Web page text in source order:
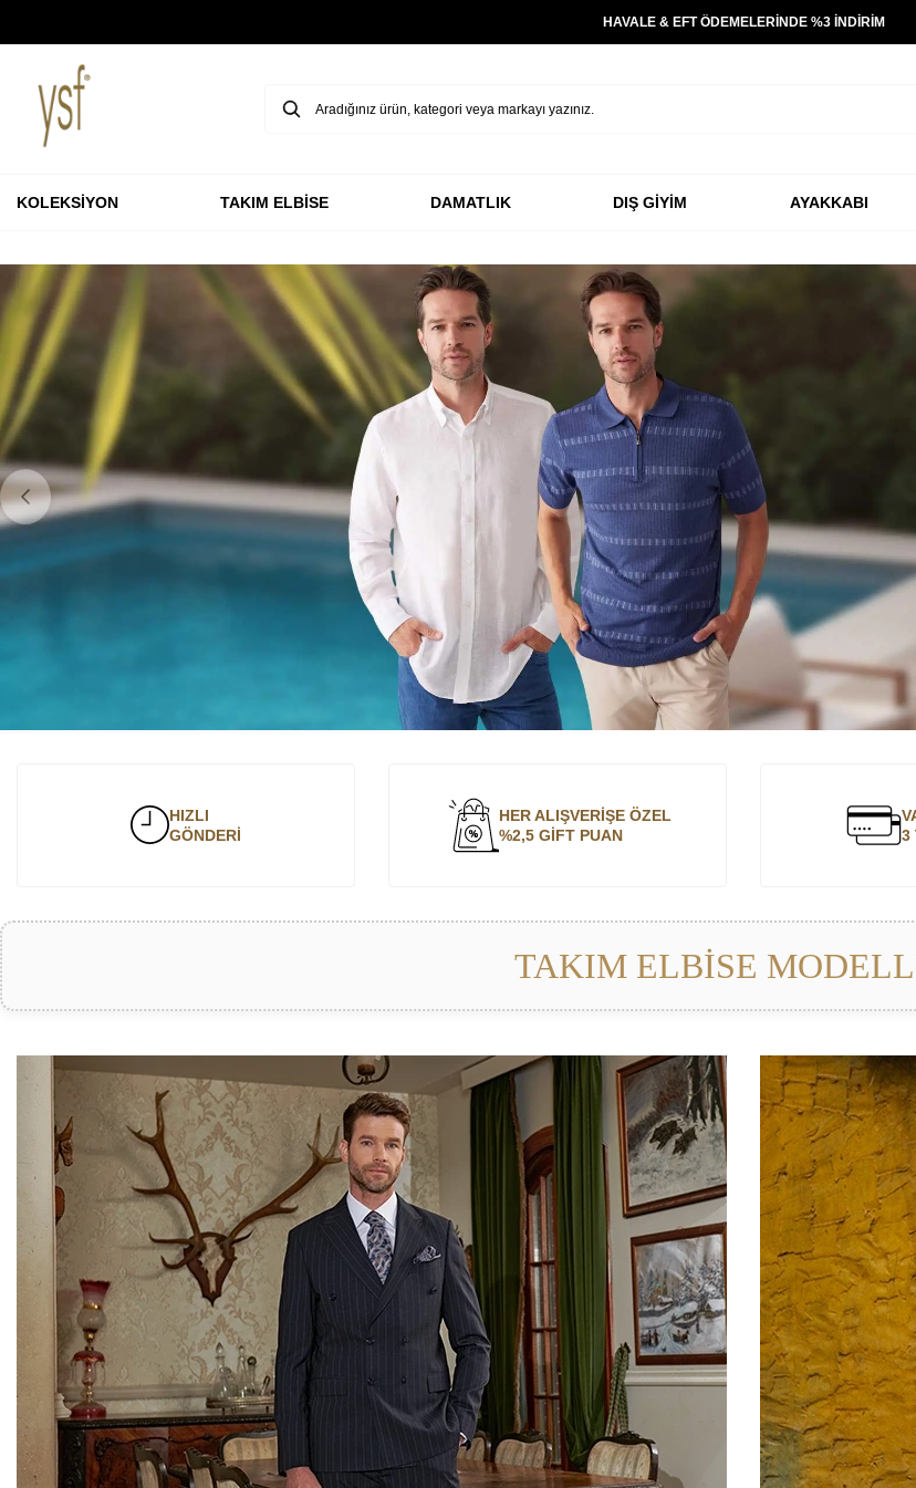
TÜM ÜRÜNLERDE ÜCRETSİZ KARGO
KOLEKSİYON TAKIM ELBİSE DAMATLIK DIŞ GİYİM AYAKKABI
HIZLI
GÖNDERİ
HER ALIŞVERİŞE ÖZEL
%2,5 GİFT PUAN
3
TAKIM ELBİSE